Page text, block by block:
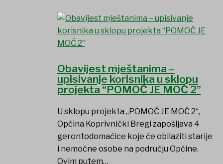
Obavijest mještanima –
upisivanje korisnika u sklopu
projekta “POMOĆ JE MOĆ 2”
U sklopu projekta „POMOĆ JE MOĆ 2“,
Općina Koprivnički Bregi zapošljava 4
gerontodomaćice koje će obilaziti starije
i nemoćne osobe na području Općine.
Ovim putem…